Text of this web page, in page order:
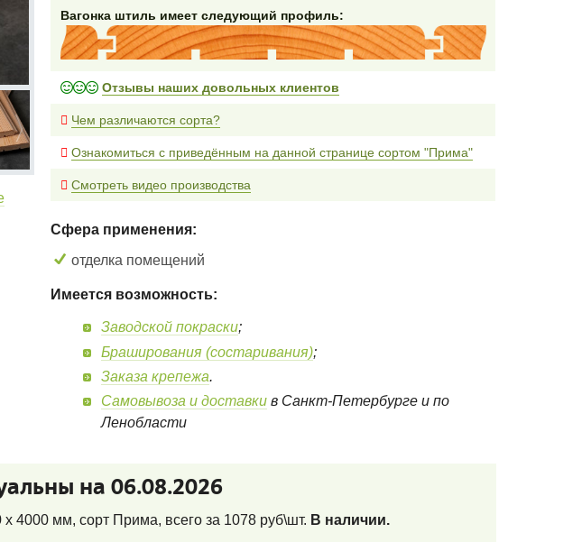
Вагонка штиль имеет следующий профиль:
Отзывы наших довольных клиентов
Чем различаются сорта?
Ознакомиться с приведённым на данной странице сортом "Прима"
Смотреть видео производства
Сфера применения:
отделка помещений
Имеется возможность:
Заводской покраски;
Браширования (состаривания);
Заказа крепежа.
Самовывоза и доставки в Санкт-Петербурге и по
Ленобласти
на 06.08.2026
x 4000 мм, сорт Прима, всего за 1078руб\шт. В наличии.